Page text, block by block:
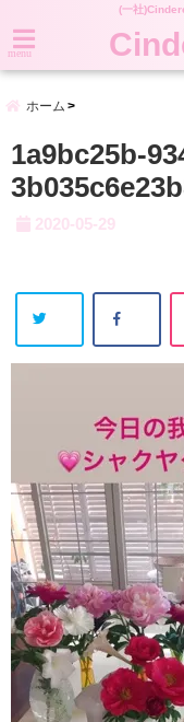
(一社
menu
ホーム
1a9bc25b-
2020-05-29